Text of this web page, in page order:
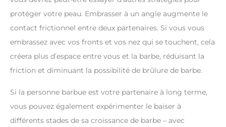
protéger votre peau. Embrasser à un angle augmente le
contact frictionnel entre deux partenaires. Si vous vous
embrassez avec vos fronts et vos nez qui se touchent, cela
créera plus d’espace entre vous et la barbe, réduisant la
friction et diminuant la possibilité de brûlure de barbe.
Si la personne barbue est votre partenaire à long terme,
vous pouvez également expérimenter le baiser à
différents stades de sa croissance de barbe – avec